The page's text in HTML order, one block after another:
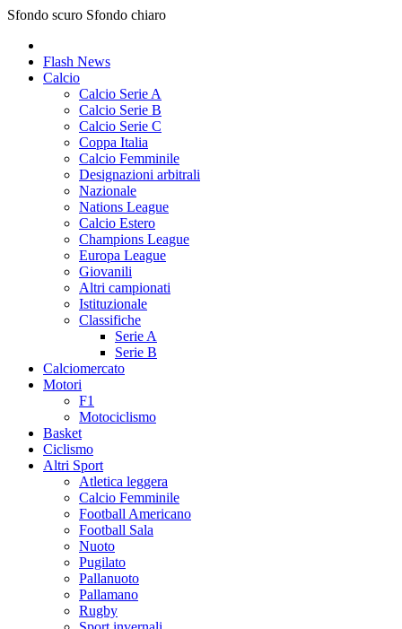
Sfondo scuro Sfondo chiaro
Flash News
Calcio
Calcio Serie A
Calcio Serie B
Calcio Serie C
Coppa Italia
Calcio Femminile
Designazioni arbitrali
Nazionale
Nations League
Calcio Estero
Champions League
Europa League
Giovanili
Altri campionati
Istituzionale
Classifiche
Serie A
Serie B
Calciomercato
Motori
F1
Motociclismo
Basket
Ciclismo
Altri Sport
Atletica leggera
Calcio Femminile
Football Americano
Football Sala
Nuoto
Pugilato
Pallanuoto
Pallamano
Rugby